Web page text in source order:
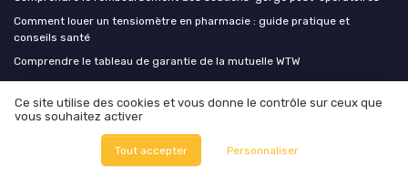
Comment louer un tensiomètre en pharmacie : guide pratique et
conseils santé
Comprendre le tableau de garantie de la mutuelle WTW
Les derniers articles
Comment un abeille courtier peut sécuriser votre mutuelle santé grâce
Ce site utilise des cookies et vous donne le contrôle sur ceux que
vous souhaitez activer
Tout accepter Personnaliser